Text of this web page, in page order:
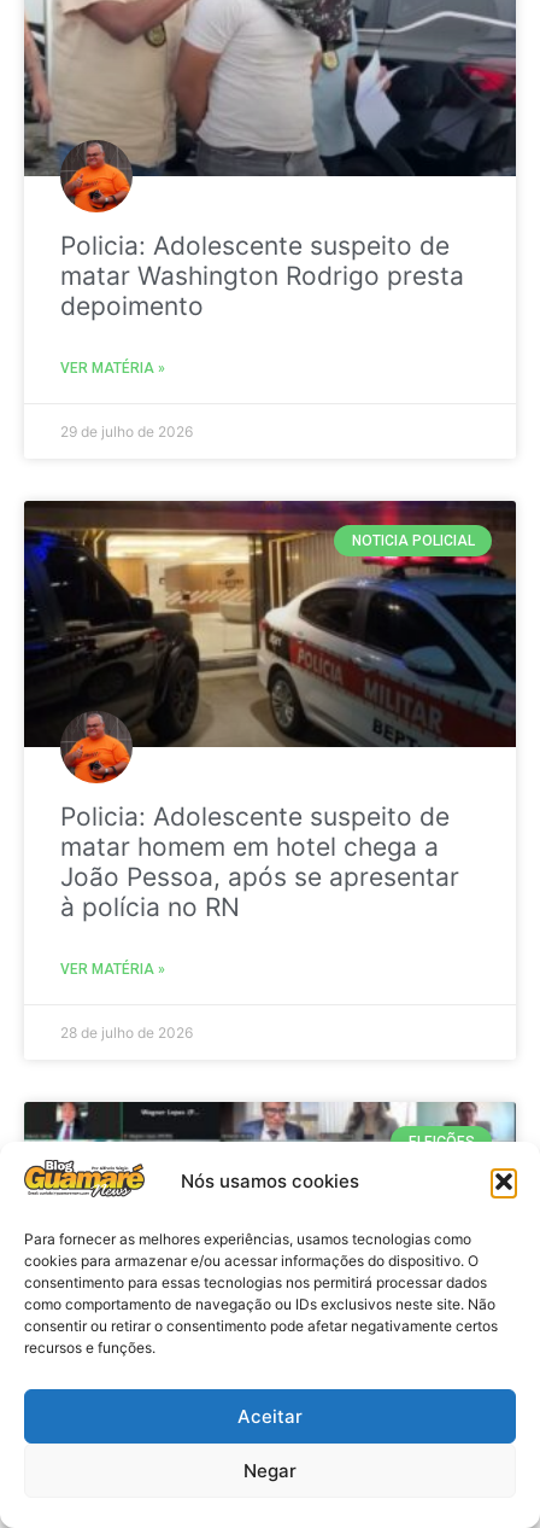
Nós usamos cookies
Para fornecer as melhores experiências, usamos tecnologias como
cookies para armazenar e/ou acessar informações do dispositivo. O
consentimento para essas tecnologias nos permitirá processar dados
como comportamento de navegação ou IDs exclusivos neste site. Não
consentir ou retirar o consentimento pode afetar negativamente certos
recursos e funções.
Aceitar
Negar
Policia: Adolescente suspeito de
matar Washington Rodrigo presta
depoimento
VER MATÉRIA »
29 de julho de 2026
NOTICIA POLICIAL
Policia: Adolescente suspeito de
matar homem em hotel chega a
João Pessoa, após se apresentar
à polícia no RN
VER MATÉRIA »
28 de julho de 2026
ELEIÇÕES
Eleições 2026: procuradores e
promotores eleitorais realizam
reunião de alinhamento no RN